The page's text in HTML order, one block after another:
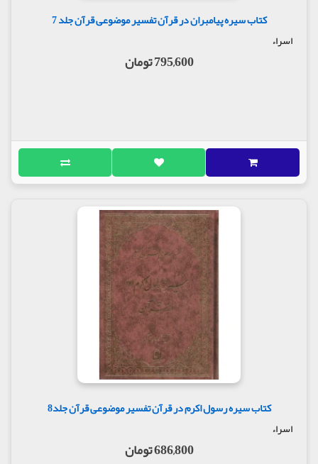
کتاب سیره پیامبران در قرآن تفسیر موضوعی قرآن جلد 7
اسراء
795,600 تومان
کتاب سیره رسول اکرم در قرآن تفسیر موضوعی قرآن جلد8
اسراء
686,800 تومان